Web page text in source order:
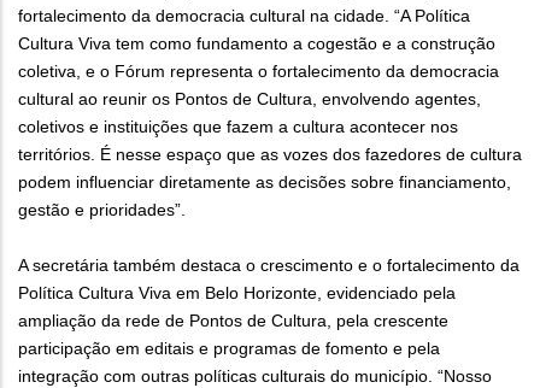
fortalecimento da democracia cultural na cidade. “A Política
Cultura Viva tem como fundamento a cogestão e a construção
coletiva, e o Fórum representa o fortalecimento da democracia
cultural ao reunir os Pontos de Cultura, envolvendo agentes,
coletivos e instituições que fazem a cultura acontecer nos
territórios. É nesse espaço que as vozes dos fazedores de cultura
podem influenciar diretamente as decisões sobre financiamento,
gestão e prioridades”.
A secretária também destaca o crescimento e o fortalecimento da
Política Cultura Viva em Belo Horizonte, evidenciado pela
ampliação da rede de Pontos de Cultura, pela crescente
participação em editais e programas de fomento e pela
integração com outras políticas culturais do município. “Nosso